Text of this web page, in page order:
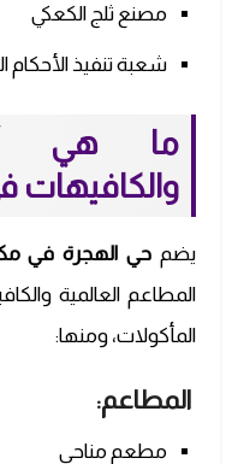
مصنع ثلج الكعكي
شعبة تنفيذ الأحكام
ما هي
والكافيهات
يضم حي الهجرة في
المطاعم العالمية
المأكولات، ومنها:
المطاعم:
مطعم مناحي